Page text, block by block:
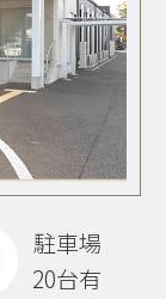
駐車場
20台有